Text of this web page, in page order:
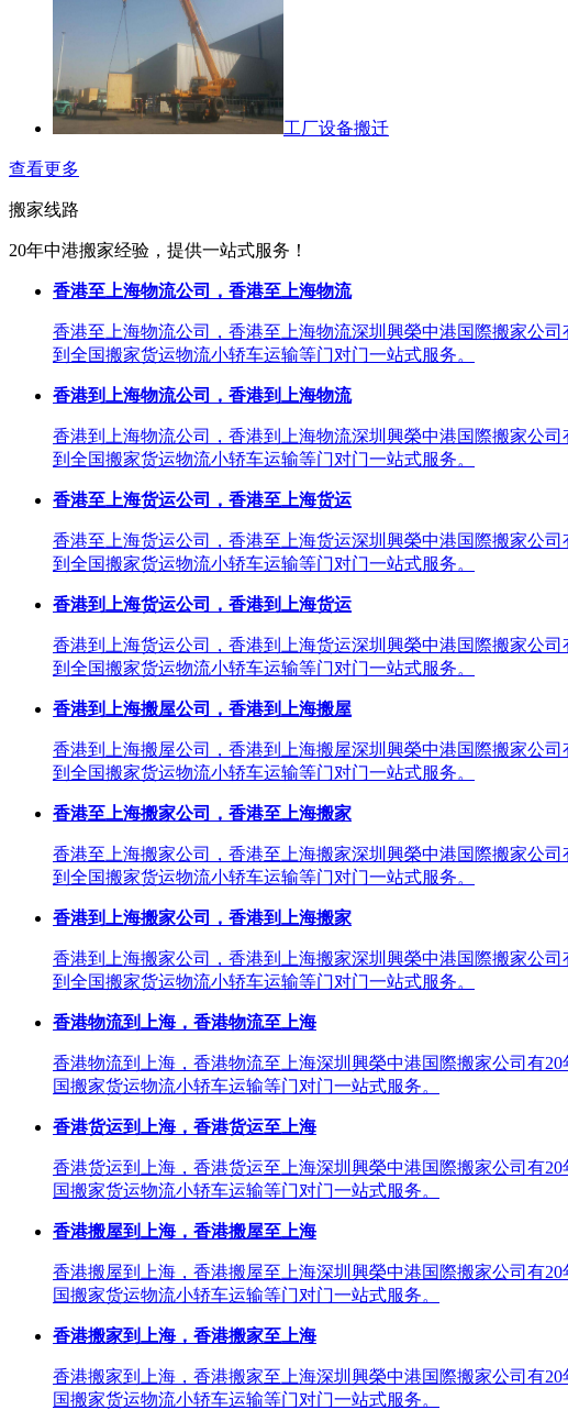
工厂设备搬迁
查看更多
搬家线路
20年中港搬家经验，提供一站式服务！
香港至上海物流公司，香港至上海物流
香港至上海物流公司，香港至上海物流深圳興榮中港国際搬家公
到全国搬家货运物流小轿车运输等门对门一站式服务。
香港到上海物流公司，香港到上海物流
香港到上海物流公司，香港到上海物流深圳興榮中港国際搬家公
到全国搬家货运物流小轿车运输等门对门一站式服务。
香港至上海货运公司，香港至上海货运
香港至上海货运公司，香港至上海货运深圳興榮中港国際搬家公
到全国搬家货运物流小轿车运输等门对门一站式服务。
香港到上海货运公司，香港到上海货运
香港到上海货运公司，香港到上海货运深圳興榮中港国際搬家公
到全国搬家货运物流小轿车运输等门对门一站式服务。
香港到上海搬屋公司，香港到上海搬屋
香港到上海搬屋公司，香港到上海搬屋深圳興榮中港国際搬家公
到全国搬家货运物流小轿车运输等门对门一站式服务。
香港至上海搬家公司，香港至上海搬家
香港至上海搬家公司，香港至上海搬家深圳興榮中港国際搬家公
到全国搬家货运物流小轿车运输等门对门一站式服务。
香港到上海搬家公司，香港到上海搬家
香港到上海搬家公司，香港到上海搬家深圳興榮中港国際搬家公
到全国搬家货运物流小轿车运输等门对门一站式服务。
香港物流到上海，香港物流至上海
香港物流到上海，香港物流至上海深圳興榮中港国際搬家公司有
国搬家货运物流小轿车运输等门对门一站式服务。
香港货运到上海，香港货运至上海
香港货运到上海，香港货运至上海深圳興榮中港国際搬家公司有
国搬家货运物流小轿车运输等门对门一站式服务。
香港搬屋到上海，香港搬屋至上海
香港搬屋到上海，香港搬屋至上海深圳興榮中港国際搬家公司有
国搬家货运物流小轿车运输等门对门一站式服务。
香港搬家到上海，香港搬家至上海
香港搬家到上海，香港搬家至上海深圳興榮中港国際搬家公司有
国搬家货运物流小轿车运输等门对门一站式服务。